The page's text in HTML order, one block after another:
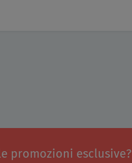
promozioni esclusive?